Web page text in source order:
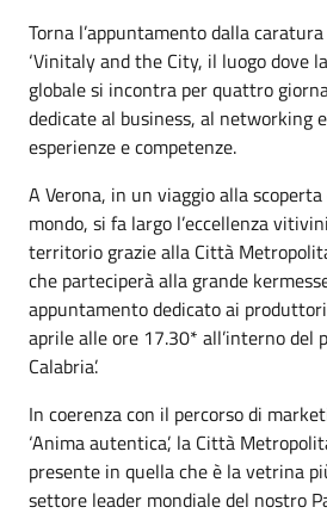
Torna l’appuntamento dalla
‘Vinitaly and the City, il luogo dove
globale si incontra per quattro
dedicate al business, al networking
esperienze e competenze.
A Verona, in un viaggio alla
mondo, si fa largo l’eccellenza
territorio grazie alla Città
che parteciperà alla grande
appuntamento dedicato ai
aprile alle ore 17.30* all’interno del
Calabria’.
In coerenza con il percorso di
‘Anima autentica’, la Città
presente in quella che è la vetrina
settore leader mondiale del nostro